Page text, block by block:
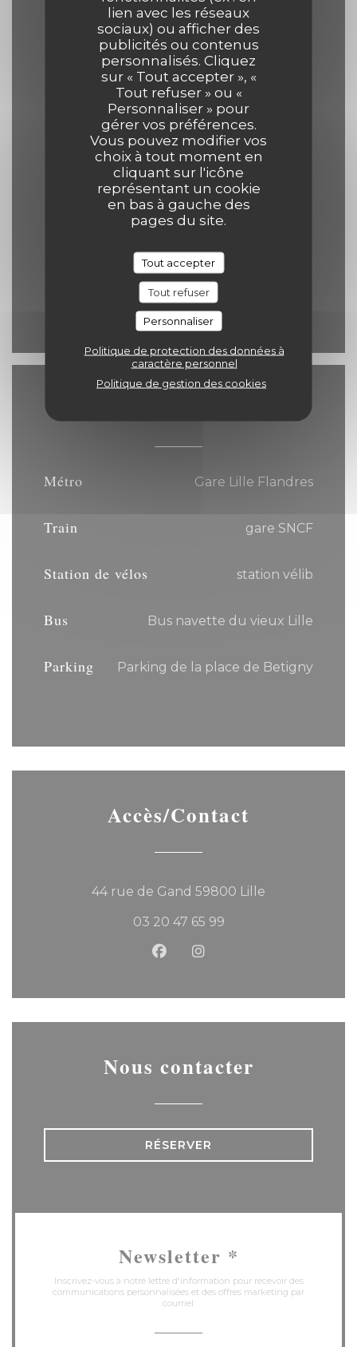
lien avec les réseaux
sociaux) ou afficher des
publicités ou contenus
personnalisés. Cliquez
sur « Tout accepter », «
Tout refuser » ou «
Personnaliser » pour
gérer vos préférences.
Vous pouvez modifier vos
choix à tout moment en
cliquant sur l'icône
représentant un cookie
en bas à gauche des
pages du site.
Tout accepter
Tout refuser
Personnaliser
Politique de protection des données à
caractère personnel
Politique de gestion des cookies
Lun-Jeu
12h00 - 14h00 • 19h00 - 21h30
Vendredi
12h00 - 14h00
19h00 - 22h00
Samedi
12h00 - 14h30
19h00 - 22h00
Dimanche
12h00 - 14h30
• 19h00 - 21h30
Métro Gare Lille Flandres
Train gare SNCF
Station de vélos station vélib
Bus Bus navette du vieux Lille
Parking Parking de la place de Betigny
Accès/Contact
44 rue de Gand 59800 Lille
03 20 47 65 99
Facebook ((ouvre une
Instagram ((ouvre
Nous contacter
RÉSERVER
Newsletter *
Inscrivez-vous à notre lettre d'information pour recevoir des
communications personnalisées et des offres marketing par
courriel.